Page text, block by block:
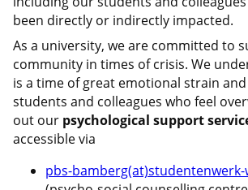
been directly or indirectly impacted.
As a university, we are committed to
community in times of crisis. We
is a time of great emotional strain
students and colleagues who feel
out our psychological support
accessible via
pbs-